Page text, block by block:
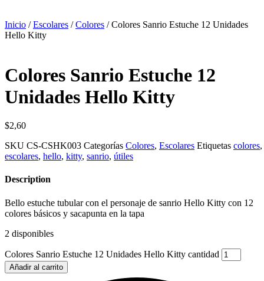
Inicio /Escolares /Colores / Colores Sanrio Estuche 12 Unidades
Hello Kitty
Colores Sanrio Estuche 12
Unidades Hello Kitty
$2,60
SKU CS-CSHK003 Categorías Colores, Escolares Etiquetas colores,
escolares, hello, kitty, sanrio, útiles
Description
Bello estuche tubular con el personaje de sanrio Hello Kitty con 12
colores básicos y sacapunta en la tapa
2 disponibles
Colores Sanrio Estuche 12 Unidades Hello Kitty cantidad
Añadir al carrito